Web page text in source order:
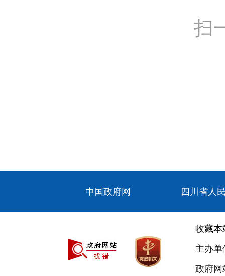
扫
中国政府网 四川省人
收藏本
主办
政府网